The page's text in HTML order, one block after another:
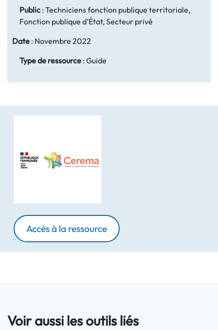
Public : Techniciens fonction publique territoriale,
Fonction publique d'État, Secteur privé
Date : Novembre 2022
Type de ressource : Guide
Accès à la ressource
Voir aussi les outils liés